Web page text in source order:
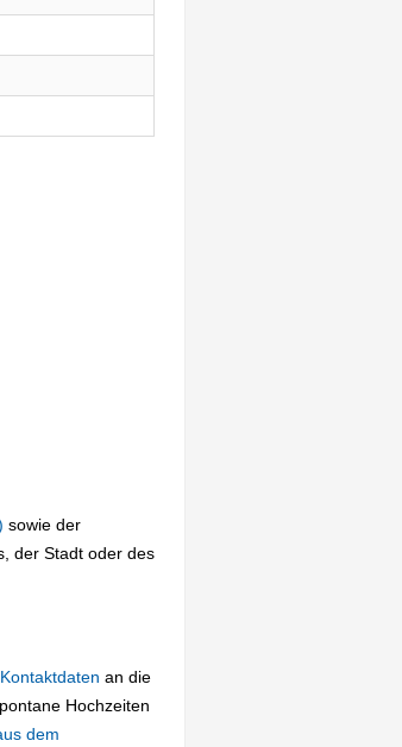
sowie der
der Stadt oder des
Kontaktdaten an die
Hochzeiten
dem